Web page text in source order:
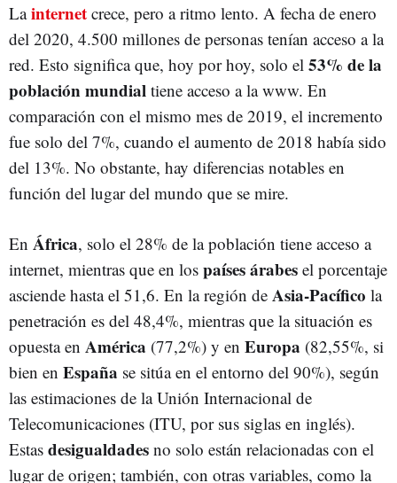
Lainternet crece, pero a ritmo lento. A fecha de enero
del 2020, 4.500 millones de personas tenían acceso a la
red. Esto significa que, hoy por hoy, solo el 53% de la
población mundial tiene acceso a la www. En
comparación con el mismo mes de 2019, el incremento
fue solo del 7%, cuando el aumento de 2018 había sido
del 13%. No obstante, hay diferencias notables en
función del lugar del mundo que se mire.
En África, solo el 28% de la población tiene acceso a
internet, mientras que en los países árabes el porcentaje
asciende hasta el 51,6. En la región de Asia-Pacífico la
penetración es del 48,4%, mientras que la situación es
opuesta en América (77,2%) y en Europa (82,55%, si
bien en España se sitúa en el entorno del 90%), según
las estimaciones de la Unión Internacional de
Telecomunicaciones (ITU, por sus siglas en inglés).
Estas desigualdades no solo están relacionadas con el
lugar de origen; también, con otras variables, como la